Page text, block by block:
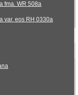
fma. WR 508a
var. eos RH 0330a